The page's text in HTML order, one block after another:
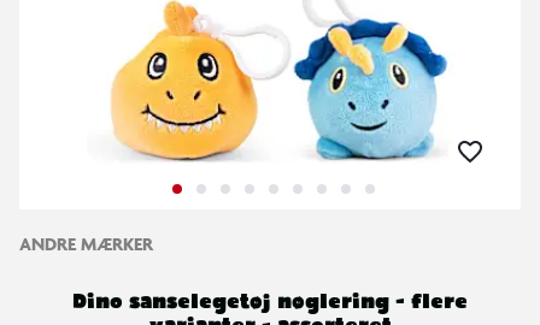
ANDRE MÆRKER
Dino sanselegetøj nøglering - flere